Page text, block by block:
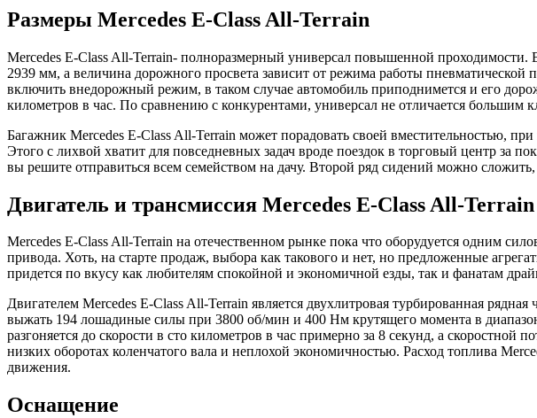
Размеры Mercedes E-Class All-Terrain
Mercedes E-Class All-Terrain- полноразмерный универсал повышенной
2939 мм, а величина дорожного просвета зависит от режима работы
включить внедорожный режим, в таком случае автомобиль приподнимется и его
километров в час. По сравнению с конкурентами, универсал не отличается
Багажник Mercedes E-Class All-Terrain может порадовать своей вместительностью,
Этого с лихвой хватит для повседневных задач вроде поездок в торговый центр за
вы решите отправиться всем семейством на дачу. Второй ряд сидений можно
Двигатель и трансмиссия Mercedes E-Class All-Terrain
Mercedes E-Class All-Terrain на отечественном рынке пока что оборудуется одним
привода. Хоть, на старте продаж, выбора как такового и нет, но предложенные
придется по вкусу как любителям спокойной и экономичной езды, так и фанатам
Двигателем Mercedes E-Class All-Terrain является двухлитровая турбированная
выжать 194 лошадиные силы при 3800 об/мин и 400 Нм крутящего момента в
разгоняется до скорости в сто километров в час примерно за 8 секунд, а
низких оборотах коленчатого вала и неплохой экономичностью. Расход топлива
движения.
Оснащение